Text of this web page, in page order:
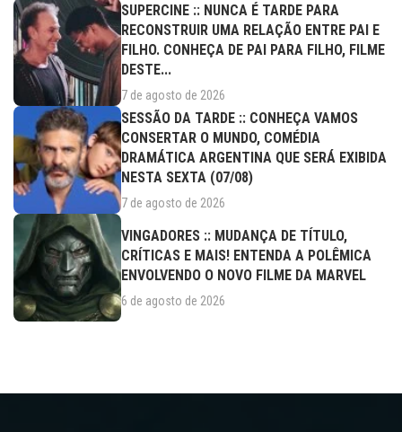
SUPERCINE :: NUNCA É TARDE PARA
RECONSTRUIR UMA RELAÇÃO ENTRE PAI E
FILHO. CONHEÇA DE PAI PARA FILHO, FILME
DESTE...
7 de agosto de 2026
SESSÃO DA TARDE :: CONHEÇA VAMOS
CONSERTAR O MUNDO, COMÉDIA
DRAMÁTICA ARGENTINA QUE SERÁ EXIBIDA
NESTA SEXTA (07/08)
7 de agosto de 2026
VINGADORES :: MUDANÇA DE TÍTULO,
CRÍTICAS E MAIS! ENTENDA A POLÊMICA
ENVOLVENDO O NOVO FILME DA MARVEL
6 de agosto de 2026